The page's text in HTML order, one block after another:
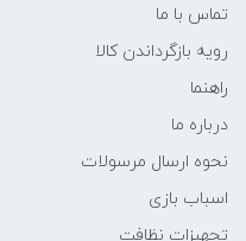
تماس با ما
رویه بازگرداندن کالا
راهنما
درباره ما
نحوه ارسال مرسولات
اسباب بازی
تجهیزات نظافت